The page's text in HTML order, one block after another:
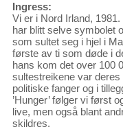
Ingress:
Vi er i Nord Irland,
har blitt selve symbolet
som sultet seg i hjel i
første av ti som døde i
hans kom det over 100
sultestreikene var
politiske fanger og i
’Hunger’ følger vi først
live, men også blant
skildres.